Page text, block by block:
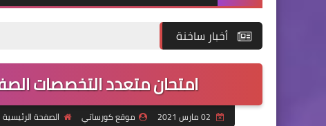
أخبار ساخنة
امتحان متعدد التخصصات
موقع كورساتي الصفحة الرئيسية